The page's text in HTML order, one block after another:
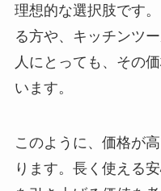
理想的な選択肢です
る方や、キッチンツ
人にとっても、その
います。
このように、価格が
ります。長く使える